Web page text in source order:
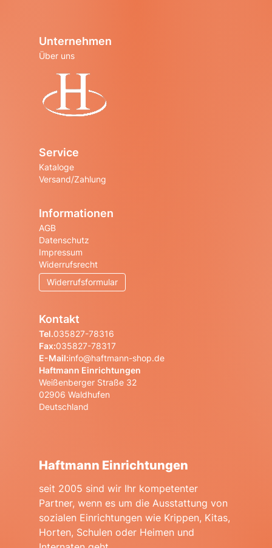
Unternehmen
Über uns
Service
Kataloge
Versand/Zahlung
Informationen
AGB
Datenschutz
Impressum
Widerrufsrecht
Widerrufsformular
Kontakt
Tel.035827-78316
Fax:035827-78317
E-Mail:info@haftmann-shop.de
Haftmann Einrichtungen
Weißenberger Straße 32
02906 Waldhufen
Deutschland
Haftmann Einrichtungen
seit 2005 sind wir Ihr kompetenter
Partner, wenn es um die Ausstattung von
sozialen Einrichtungen wie Krippen, Kitas,
Horten, Schulen oder Heimen und